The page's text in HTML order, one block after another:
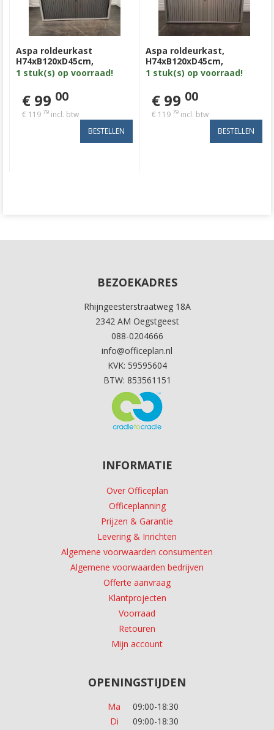
Aspa roldeurkast
H74xB120xD45cm,
omhuizing zilvergrijs met
zilvergrijs metalen lamel
en licht beuken volkern
topblad
1 stuk(s) op voorraad!
€ 99 00
€ 119 79incl. btw
Aspa roldeurkast,
H74xB120xD45cm,
metalen omhuizing
zilvergrijs, antraciet
metalen lamel, donker of
lichtbeuken topblad
1 stuk(s) op voorraad!
€ 99 00
€ 119 79 incl. btw
BEZOEKADRES
Rhijngeesterstraatweg 18A
2342 AM Oegstgeest
088-0204666
info@officeplan.nl
KVK: 59595604
BTW: 853561151
INFORMATIE
Over Officeplan
Officeplanning
Prijzen & Garantie
Levering & Inrichten
Algemene voorwaarden consumenten
Algemene voorwaarden bedrijven
Offerte aanvraag
Klantprojecten
Voorraad
Retouren
Mijn account
OPENINGSTIJDEN
Ma
09:00-18:30
Di
09:00-18:30